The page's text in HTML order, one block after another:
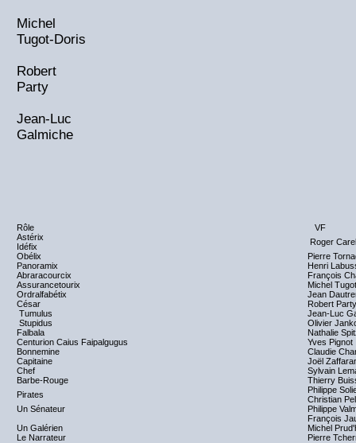
Michel
Tugot-Doris
Robert
Party
Jean-Luc
Galmiche
Rôle
VF
Astérix
Roger Carel
Idéfix
Obélix
Pierre
Panoramix
Henri
Abraracourcix
François
Assurancetourix
Michel
Ordralfabétix
Jean
César
Robert Party
Tumulus
Jean-Luc
Stupidus
Olivier
Falbala
Nathalie
Centurion Caius Faipalgugus
Yves Pignot
Bonnemine
Claudie
Capitaine
Joël
Chef
Sylvain
Barbe-Rouge
Thierry
Pirates
Philippe
Christian
Un Sénateur
Philippe
François
Michel
Un Galérien
Le Narrateur
Pierre